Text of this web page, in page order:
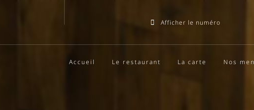
Afficher le numéro
Accueil Le restaurant La carte Nos